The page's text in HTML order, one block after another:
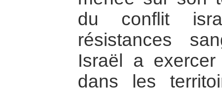
du conflit
résistances
Israël a exercer
dans les